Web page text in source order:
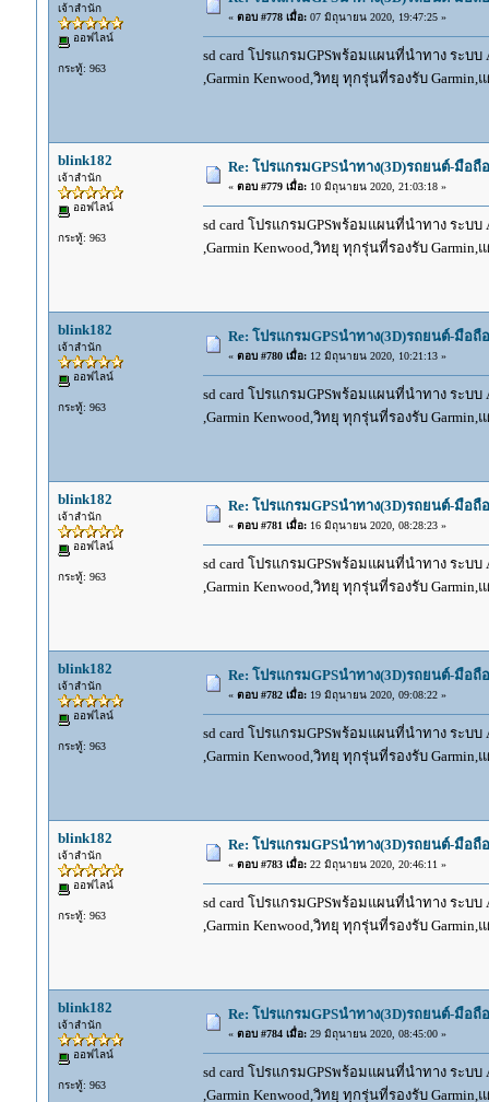
เจ้าสำนัก
ออฟไลน์
กระทู้: 963
« ตอบ #778 เมื่อ:07 มิถุนายน 2020, 19:47:25 »
sd card โปรแกรมGPSพร้อมแผนที่นำทาง ระบบ
,Garmin Kenwood,วิทยุ ทุกรุ่นที่รองรับ
blink182
เจ้าสำนัก
ออฟไลน์
กระทู้: 963
Re: โปรแกรมGPSนำทาง(3D)รถยนต์-มือ
« ตอบ #779 เมื่อ:10 มิถุนายน 2020, 21:03:18 »
sd card โปรแกรมGPSพร้อมแผนที่นำทาง ระบบ
,Garmin Kenwood,วิทยุ ทุกรุ่นที่รองรับ
blink182
เจ้าสำนัก
ออฟไลน์
กระทู้: 963
Re: โปรแกรมGPSนำทาง(3D)รถยนต์-มือ
« ตอบ #780 เมื่อ:12 มิถุนายน 2020, 10:21:13 »
sd card โปรแกรมGPSพร้อมแผนที่นำทาง ระบบ
,Garmin Kenwood,วิทยุ ทุกรุ่นที่รองรับ
blink182
เจ้าสำนัก
ออฟไลน์
กระทู้: 963
Re: โปรแกรมGPSนำทาง(3D)รถยนต์-มือ
« ตอบ #781 เมื่อ:16 มิถุนายน 2020, 08:28:23 »
sd card โปรแกรมGPSพร้อมแผนที่นำทาง ระบบ
,Garmin Kenwood,วิทยุ ทุกรุ่นที่รองรับ
blink182
เจ้าสำนัก
ออฟไลน์
กระทู้: 963
Re: โปรแกรมGPSนำทาง(3D)รถยนต์-มือ
« ตอบ #782 เมื่อ:19 มิถุนายน 2020, 09:08:22 »
sd card โปรแกรมGPSพร้อมแผนที่นำทาง ระบบ
,Garmin Kenwood,วิทยุ ทุกรุ่นที่รองรับ
blink182
เจ้าสำนัก
ออฟไลน์
กระทู้: 963
Re: โปรแกรมGPSนำทาง(3D)รถยนต์-มือ
« ตอบ #783 เมื่อ:22 มิถุนายน 2020, 20:46:11 »
sd card โปรแกรมGPSพร้อมแผนที่นำทาง ระบบ
,Garmin Kenwood,วิทยุ ทุกรุ่นที่รองรับ
blink182
เจ้าสำนัก
ออฟไลน์
กระทู้: 963
Re: โปรแกรมGPSนำทาง(3D)รถยนต์-มือ
« ตอบ #784 เมื่อ:29 มิถุนายน 2020, 08:45:00 »
sd card โปรแกรมGPSพร้อมแผนที่นำทาง ระบบ
,Garmin Kenwood,วิทยุ ทุกรุ่นที่รองรับ